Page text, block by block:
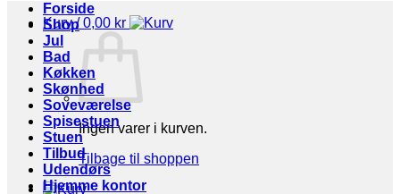
Kurv /0,00 kr
Ingen varer i kurven.
Tilbage til shoppen
Forside
Shop
Jul
Bad
Køkken
Skønhed
Soveværelse
Spisestuen
Stuen
Tilbud
Udendørs
Hjemme kontor